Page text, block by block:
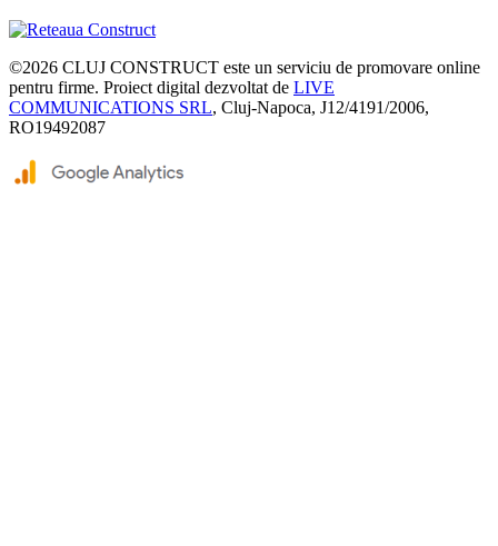
©2026 CLUJ CONSTRUCT este un serviciu de promovare online
pentru firme. Proiect digital dezvoltat de LIVE
COMMUNICATIONS SRL, Cluj-Napoca, J12/4191/2006,
RO19492087